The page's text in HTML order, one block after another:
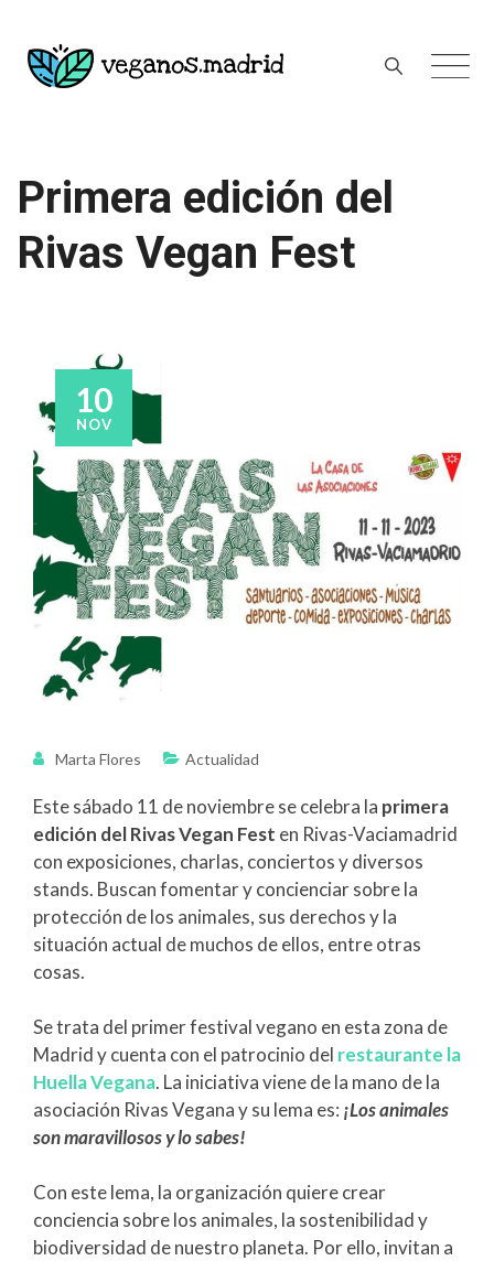
content
Primera edición del
Rivas Vegan Fest
10
NOV
Marta Flores Actualidad
Este sábado 11 de noviembre se celebra la primera
edición del Rivas Vegan Fest en Rivas-Vaciamadrid
con exposiciones, charlas, conciertos y diversos
stands. Buscan fomentar y concienciar sobre la
protección de los animales, sus derechos y la
situación actual de muchos de ellos, entre otras
cosas.
Se trata del primer festival vegano en esta zona de
Madrid y cuenta con el patrocinio del restaurante la
Huella Vegana. La iniciativa viene de la mano de la
asociación Rivas Vegana y su lema es: ¡Los animales
son maravillosos y lo sabes!
Con este lema, la organización quiere crear
conciencia sobre los animales, la sostenibilidad y
biodiversidad de nuestro planeta. Por ello, invitan a